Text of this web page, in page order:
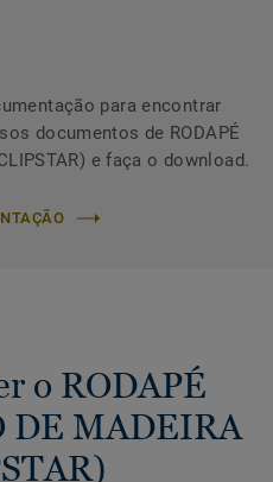
para encontrar
documentos de RODAPÉ
e faça o download.
o RODAPÉ
DE MADEIRA